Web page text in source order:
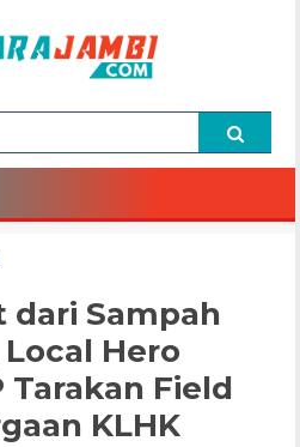
dari Sampah
Hero
Tarakan Field
KLHK